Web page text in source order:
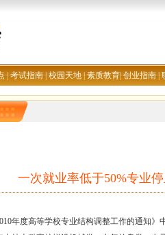
|考试指南|校园天地|素质教育|创业指南|
一次就业率低于50%专业
年度高等学校专业结构调整工作的通知》